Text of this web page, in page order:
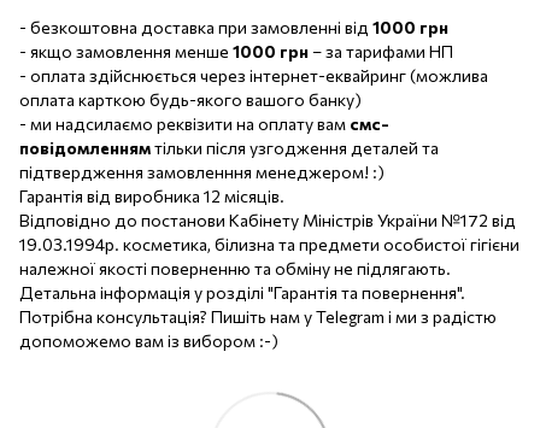
- безкоштовна доставка при замовленні від 1000 грн
- якщо замовлення менше 1000 грн– за тарифами НП
- оплата здійснюється через інтернет-еквайринг (можлива
оплата карткою будь-якого вашого банку)
- ми надсилаємо реквізити на оплату вам смс-
повідомленнямтільки після узгодження деталей та
підтвердження замовленння менеджером! :)
Гарантія від виробника 12 місяців.
Відповідно до постанови Кабінету Міністрів України №172 від
19.03.1994р. косметика, білизна та предмети особистої гігієни
належної якості поверненню та обміну не підлягають.
Детальна інформація у розділі "Гарантія та повернення".
Потрібна консультація? Пишіть нам у Telegram і ми з радістю
допоможемо вам із вибором :-)